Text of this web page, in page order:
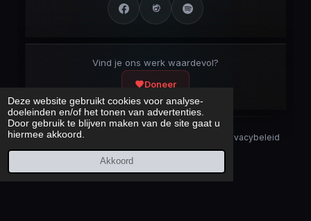
Deze website gebruikt cookies voor analyse-
doeleinden en/of het tonen van advertenties.
Door gebruik te blijven maken van de site gaat u
hiermee akkoord.
Akkoord
Vind je ons werk waardevol?
Doneer
Security Disclaimer
Privacybeleid
CookieverklaringSitemap
Laatst bijgewerkt: